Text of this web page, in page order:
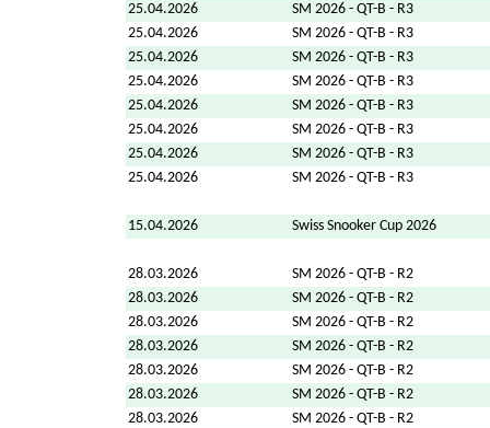
25.04.2026
SM 2026 - QT-B - R3
25.04.2026
SM 2026 - QT-B - R3
25.04.2026
SM 2026 - QT-B - R3
25.04.2026
SM 2026 - QT-B - R3
25.04.2026
SM 2026 - QT-B - R3
25.04.2026
SM 2026 - QT-B - R3
25.04.2026
SM 2026 - QT-B - R3
25.04.2026
SM 2026 - QT-B - R3
15.04.2026 Swiss Snooker Cup 2026
28.03.2026
SM 2026 - QT-B - R2
28.03.2026
SM 2026 - QT-B - R2
28.03.2026
SM 2026 - QT-B - R2
28.03.2026
SM 2026 - QT-B - R2
28.03.2026
SM 2026 - QT-B - R2
28.03.2026
SM 2026 - QT-B - R2
28.03.2026
SM 2026 - QT-B - R2